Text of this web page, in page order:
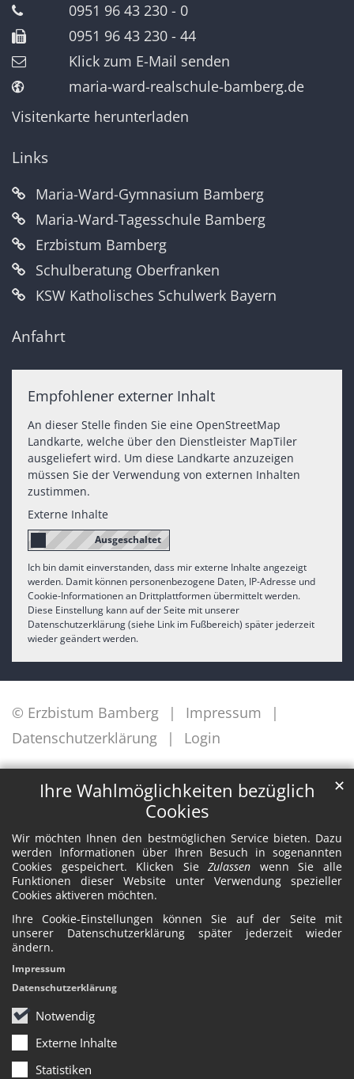
Ihre Wahlmöglichkeiten bezüglich
Cookies
Wir möchten Ihnen den bestmöglichen Service bieten. Dazu
werden Informationen über Ihren Besuch in sogenannten
Cookies gespeichert. Klicken SieZulassen wenn Sie alle
Funktionen dieser Website unter Verwendung spezieller
Cookies aktiveren möchten.
Ihre Cookie-Einstellungen können Sie auf der Seite mit
unserer Datenschutzerklärung später jederzeit wieder
ändern.
Notwendig
Externe Inhalte
Statistiken
✕
Impressum
Datenschutzerklärung
0951 96 43 230 - 0
0951 96 43 230 - 44
Klick zum E-Mail senden
maria-ward-realschule-bamberg.de
Visitenkarte herunterladen
Links
Maria-Ward-Gymnasium Bamberg
Maria-Ward-Tagesschule Bamberg
Erzbistum Bamberg
Schulberatung Oberfranken
KSW Katholisches Schulwerk Bayern
Anfahrt
Empfohlener externer Inhalt
An dieser Stelle finden Sie eine OpenStreetMap
Landkarte, welche über den Dienstleister MapTiler
ausgeliefert wird. Um diese Landkarte anzuzeigen
müssen Sie der Verwendung von externen Inhalten
zustimmen.
Externe Inhalte
Ich bin damit einverstanden, dass mir externe Inhalte angezeigt
werden. Damit können personenbezogene Daten, IP-Adresse und
Cookie-Informationen an Drittplattformen übermittelt werden.
Diese Einstellung kann auf der Seite mit unserer
Datenschutzerklärung (siehe Link im Fußbereich) später jederzeit
wieder geändert werden.
© Erzbistum Bamberg
Impressum
Datenschutzerklärung
Login